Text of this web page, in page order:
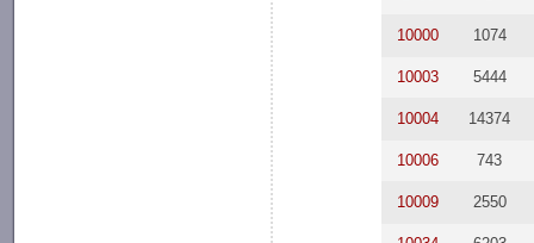
10000 1074
10003 5444
10004 14374
10006 743
10009 2550